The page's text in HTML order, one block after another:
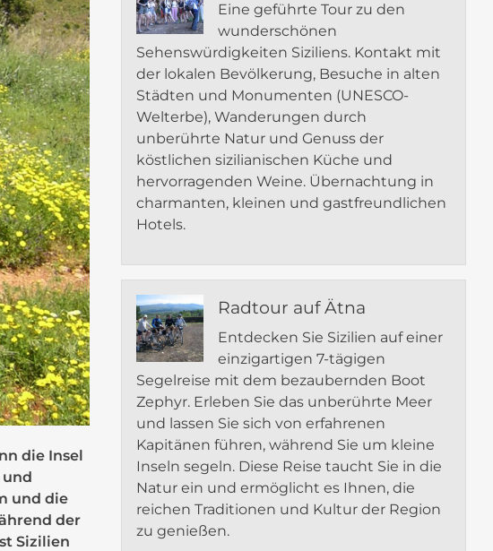
die Insel
und
und die
der
Sizilien
Eine geführte Tour zu den
wunderschönen
Sehenswürdigkeiten Siziliens. Kontakt mit
der lokalen Bevölkerung, Besuche in alten
Städten und Monumenten (UNESCO-
Welterbe), Wanderungen durch
unberührte Natur und Genuss der
köstlichen sizilianischen Küche und
hervorragenden Weine. Übernachtung in
charmanten, kleinen und gastfreundlichen
Hotels.
Radtour auf Ätna
Entdecken Sie Sizilien auf einer
einzigartigen 7-tägigen
Segelreise mit dem bezaubernden Boot
Zephyr. Erleben Sie das unberührte Meer
und lassen Sie sich von erfahrenen
Kapitänen führen, während Sie um kleine
Inseln segeln. Diese Reise taucht Sie in die
Natur ein und ermöglicht es Ihnen, die
reichen Traditionen und Kultur der Region
zu genießen.